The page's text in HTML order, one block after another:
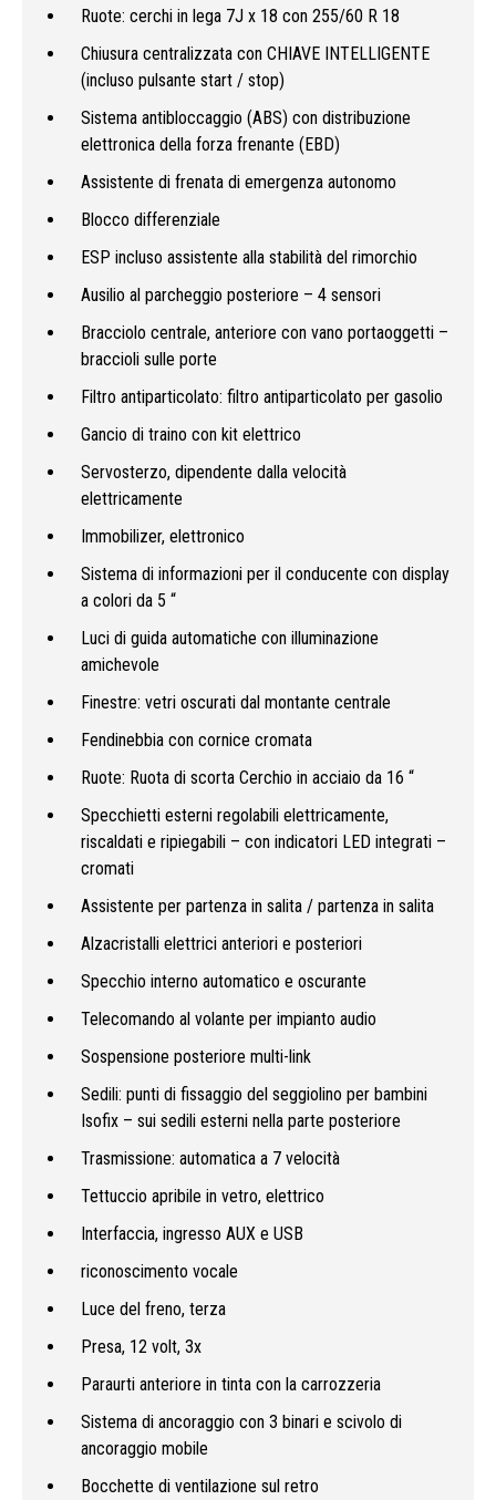
Ruote: cerchi in lega 7J x 18 con 255/60 R 18
Chiusura centralizzata con CHIAVE INTELLIGENTE
(incluso pulsante start / stop)
Sistema antibloccaggio (ABS) con distribuzione
elettronica della forza frenante (EBD)
Assistente di frenata di emergenza autonomo
Blocco differenziale
ESP incluso assistente alla stabilità del rimorchio
Ausilio al parcheggio posteriore – 4 sensori
Bracciolo centrale, anteriore con vano portaoggetti –
braccioli sulle porte
Filtro antiparticolato: filtro antiparticolato per gasolio
Gancio di traino con kit elettrico
Servosterzo, dipendente dalla velocità
elettricamente
Immobilizer, elettronico
Sistema di informazioni per il conducente con display
a colori da 5 “
Luci di guida automatiche con illuminazione
amichevole
Finestre: vetri oscurati dal montante centrale
Fendinebbia con cornice cromata
Ruote: Ruota di scorta Cerchio in acciaio da 16 “
Specchietti esterni regolabili elettricamente,
riscaldati e ripiegabili – con indicatori LED integrati –
cromati
Assistente per partenza in salita / partenza in salita
Alzacristalli elettrici anteriori e posteriori
Specchio interno automatico e oscurante
Telecomando al volante per impianto audio
Sospensione posteriore multi-link
Sedili: punti di fissaggio del seggiolino per bambini
Isofix – sui sedili esterni nella parte posteriore
Trasmissione: automatica a 7 velocità
Tettuccio apribile in vetro, elettrico
Interfaccia, ingresso AUX e USB
riconoscimento vocale
Luce del freno, terza
Presa, 12 volt, 3x
Paraurti anteriore in tinta con la carrozzeria
Sistema di ancoraggio con 3 binari e scivolo di
ancoraggio mobile
Bocchette di ventilazione sul retro